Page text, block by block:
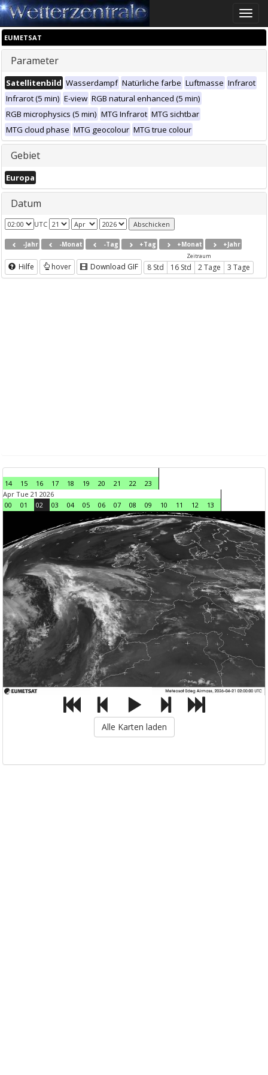
Toggle
EUMETSAT
Parameter
Satellitenbild Wasserdampf Natürliche farbe Luftmasse Infrarot
Infrarot (5 min) E-view RGB natural enhanced (5 min)
RGB microphysics (5 min) MTG Infrarot MTG sichtbar
MTG cloud phase MTG geocolour MTG true colour
Gebiet
Europa
Datum
UTC
-Jahr -Monat -Tag +Tag +Monat +Jahr
Hilfe hover Download GIF
Zeitraum
8 Std 16 Std 2 Tage 3 Tage
14 15 16 17 18 19 20 21 22
23
Apr Tue 21 2026
00
01 02 03 04 05 06 07 08 09 10 11 12 13
Alle Karten laden